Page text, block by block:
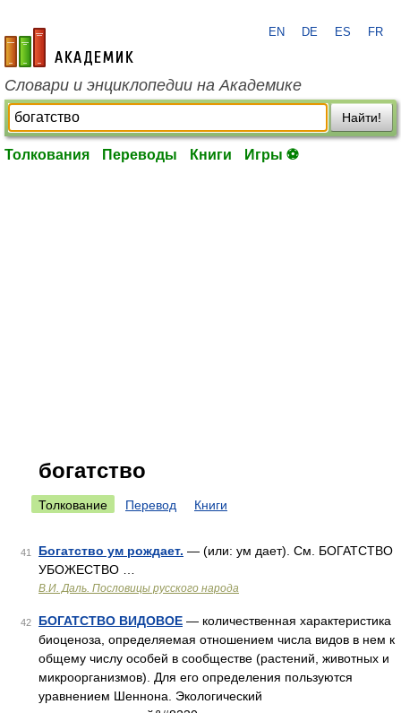
academic.ru
EN DE ES FR
Словари и энциклопедии на Академике
Найти!
Толкования Переводы Книги Игры ⚽
богатство
Толкование Перевод Книги
41 Богатство ум рождает. — (или: ум дает). См. БОГАТСТВО
УБОЖЕСТВО …
В.И. Даль. Пословицы русского народа
42 БОГАТСТВО ВИДОВОЕ — количественная характеристика
биоценоза, определяемая отношением числа видов в нем к
общему числу особей в сообществе (растений, животных и
микроорганизмов). Для его определения пользуются
уравнением Шеннона. Экологический